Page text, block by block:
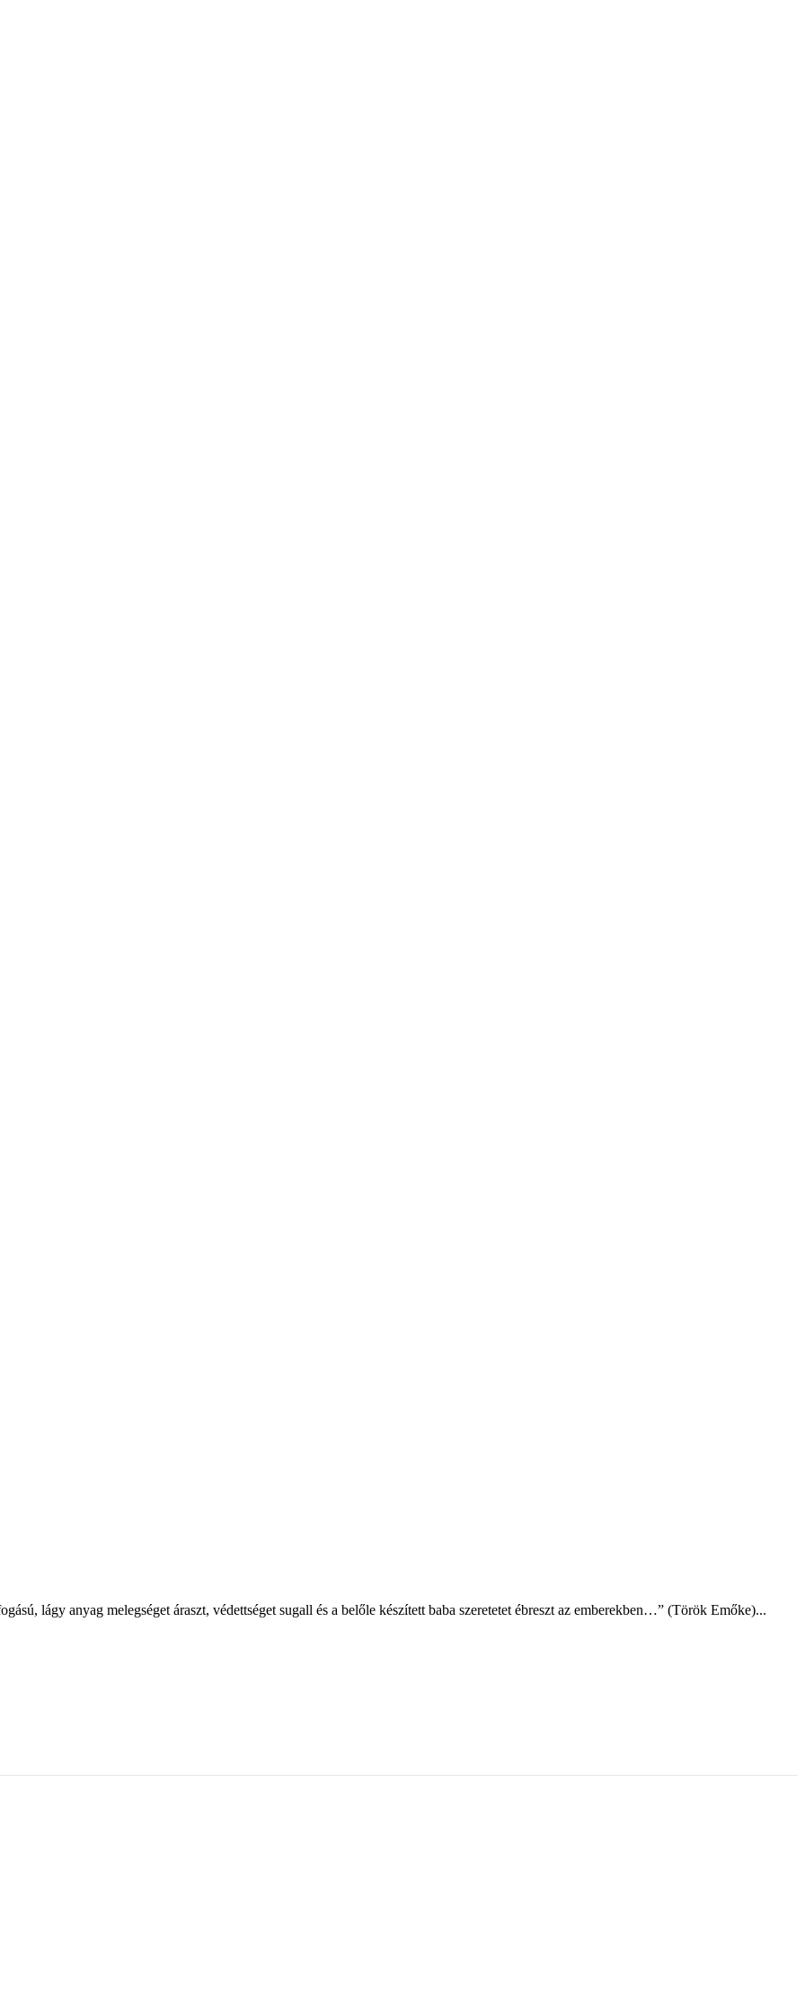
lágy anyag melegséget áraszt, védettséget sugall és a belőle készített baba szeretetet ébreszt az emberekben…” (Török Emőke)...